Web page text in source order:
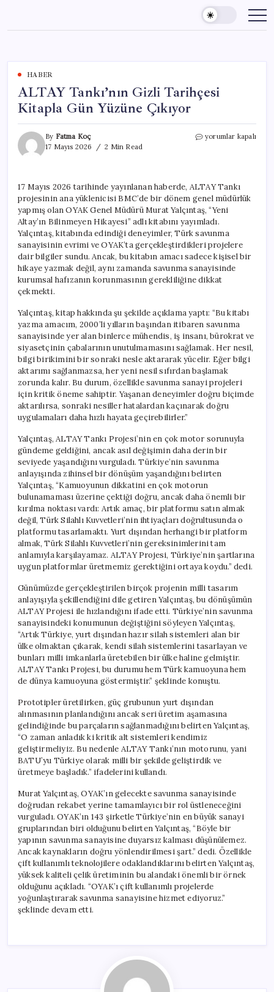
content
HABER
ALTAY Tankı’nın Gizli Tarihçesi
Kitapla Gün Yüzüne Çıkıyor
By Fatma Koç
17 Mayıs 2026
2 Min Read
ALTAY
Gün
Yüzüne
Çıkıyor
için
yorumlar kapalı
17 Mayıs 2026 tarihinde yayınlanan haberde, ALTAY Tankı
projesinin ana yüklenicisi BMC’de bir dönem genel müdürlük
yapmış olan OYAK Genel Müdürü Murat Yalçıntaş, “Yeni
Altay’ın Bilinmeyen Hikayesi” adlı kitabını yayımladı.
Yalçıntaş, kitabında edindiği deneyimler, Türk savunma
sanayisinin evrimi ve OYAK’ta gerçekleştirdikleri projelere
dair bilgiler sundu. Ancak, bu kitabın amacı sadece kişisel bir
hikaye yazmak değil, aynı zamanda savunma sanayisinde
kurumsal hafızanın korunmasının gerekliliğine dikkat
çekmekti.
Yalçıntaş, kitap hakkında şu şekilde açıklama yaptı: “Bu kitabı
yazma amacım, 2000’li yılların başından itibaren savunma
sanayisinde yer alan binlerce mühendis, iş insanı, bürokrat ve
siyasetçinin çabalarının unutulmamasını sağlamak. Her nesil,
bilgi birikimini bir sonraki nesle aktararak yücelir. Eğer bilgi
aktarımı sağlanmazsa, her yeni nesil sıfırdan başlamak
zorunda kalır. Bu durum, özellikle savunma sanayi projeleri
için kritik öneme sahiptir. Yaşanan deneyimler doğru biçimde
aktarılırsa, sonraki nesiller hatalardan kaçınarak doğru
uygulamaları daha hızlı hayata geçirebilirler.”
Yalçıntaş, ALTAY Tankı Projesi’nin en çok motor sorunuyla
gündeme geldiğini, ancak asıl değişimin daha derin bir
seviyede yaşandığını vurguladı. Türkiye’nin savunma
anlayışında zihinsel bir dönüşüm yaşandığını belirten
Yalçıntaş, “Kamuoyunun dikkatini en çok motorun
bulunamaması üzerine çektiği doğru, ancak daha önemli bir
kırılma noktası vardı: Artık amaç, bir platformu satın almak
değil, Türk Silahlı Kuvvetleri’nin ihtiyaçları doğrultusunda o
platformu tasarlamaktı. Yurt dışından herhangi bir platform
almak, Türk Silahlı Kuvvetleri’nin gereksinimlerini tam
anlamıyla karşılayamaz. ALTAY Projesi, Türkiye’nin şartlarına
uygun platformlar üretmemiz gerektiğini ortaya koydu.” dedi.
Günümüzde gerçekleştirilen birçok projenin milli tasarım
anlayışıyla şekillendiğini dile getiren Yalçıntaş, bu dönüşümün
ALTAY Projesi ile hızlandığını ifade etti. Türkiye’nin savunma
sanayisindeki konumunun değiştiğini söyleyen Yalçıntaş,
“Artık Türkiye, yurt dışından hazır silah sistemleri alan bir
ülke olmaktan çıkarak, kendi silah sistemlerini tasarlayan ve
bunları milli imkanlarla üretebilen bir ülke haline gelmiştir.
ALTAY Tankı Projesi, bu durumu hem Türk kamuoyuna hem
de dünya kamuoyuna göstermiştir.” şeklinde konuştu.
Prototipler üretilirken, güç grubunun yurt dışından
alınmasının planlandığını ancak seri üretim aşamasına
gelindiğinde bu parçaların sağlanmadığını belirten Yalçıntaş,
“O zaman anladık ki kritik alt sistemleri kendimiz
geliştirmeliyiz. Bu nedenle ALTAY Tankı’nın motorunu, yani
BATU’yu Türkiye olarak milli bir şekilde geliştirdik ve
üretmeye başladık.” ifadelerini kullandı.
Murat Yalçıntaş, OYAK’ın gelecekte savunma sanayisinde
doğrudan rekabet yerine tamamlayıcı bir rol üstleneceğini
vurguladı. OYAK’ın 143 şirketle Türkiye’nin en büyük sanayi
gruplarından biri olduğunu belirten Yalçıntaş, “Böyle bir
yapının savunma sanayisine duyarsız kalması düşünülemez.
Ancak kaynakların doğru yönlendirilmesi şart.” dedi. Özellikle
çift kullanımlı teknolojilere odaklandıklarını belirten Yalçıntaş,
yüksek kaliteli çelik üretiminin bu alandaki önemli bir örnek
olduğunu açıkladı. “OYAK’ı çift kullanımlı projelerde
yoğunlaştırarak savunma sanayisine hizmet ediyoruz.”
şeklinde devam etti.